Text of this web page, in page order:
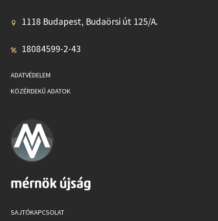
1118 Budapest, Budaörsi út 125/A.
18084599-2-43
ADATVÉDELEM
KÖZÉRDEKŰ ADATOK
SAJTÓKAPCSOLAT